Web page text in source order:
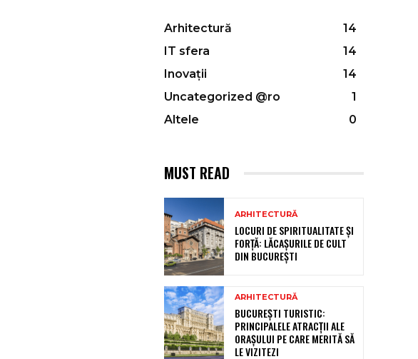
Arhitectură
14
IT sfera
14
Inovații
14
Uncategorized @ro
1
Altele
0
MUST READ
ARHITECTURĂ
LOCURI DE SPIRITUALITATE ȘI
FORȚĂ: LĂCAȘURILE DE CULT
DIN BUCUREȘTI
ARHITECTURĂ
BUCUREȘTI TURISTIC:
PRINCIPALELE ATRACȚII ALE
ORAȘULUI PE CARE MERITĂ SĂ
LE VIZITEZI